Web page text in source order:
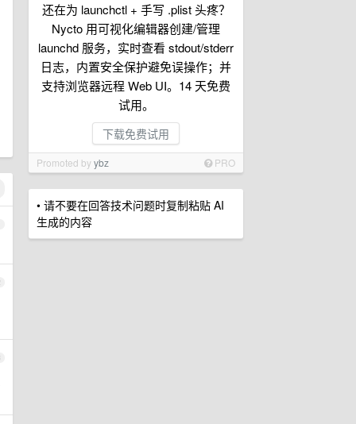
还在为 launchctl + 手写 .plist 头疼？
Nycto 用可视化编辑器创建/管理
launchd 服务，实时查看 stdout/stderr
日志，内置安全保护避免误操作；并
支持浏览器远程 Web UI。14 天免费
试用。
下载免费试用
Promoted byybz PRO
• 请不要在回答技术问题时复制粘贴 AI
生成的内容